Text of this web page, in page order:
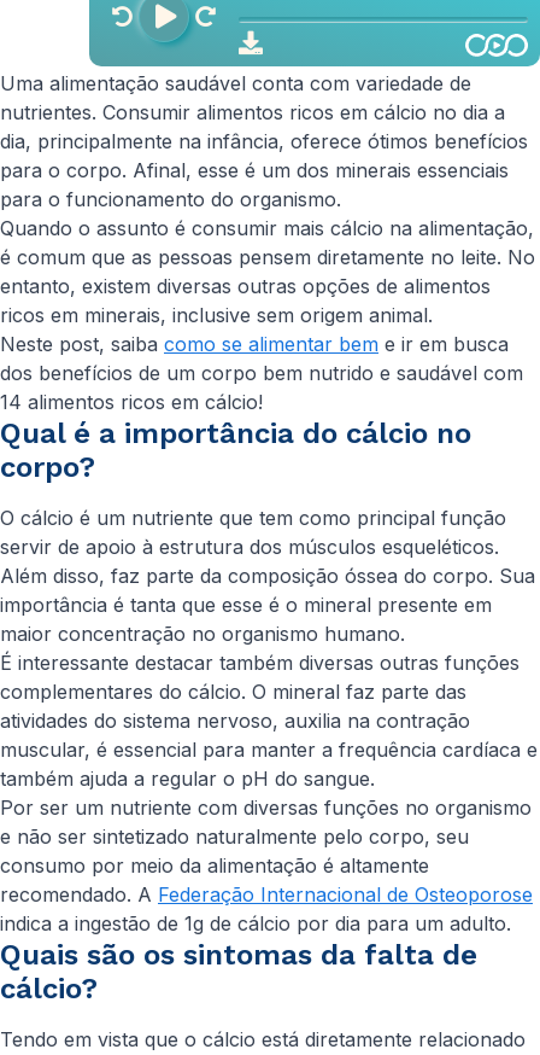
Uma alimentação saudável conta com variedade de
nutrientes. Consumir alimentos ricos em cálcio no dia a
dia, principalmente na infância, oferece ótimos benefícios
para o corpo. Afinal, esse é um dos minerais essenciais
para o funcionamento do organismo.
Quando o assunto é consumir mais cálcio na alimentação,
é comum que as pessoas pensem diretamente no leite. No
entanto, existem diversas outras opções de alimentos
ricos em minerais, inclusive sem origem animal.
Neste post, saiba como se alimentar bem e ir em busca
dos benefícios de um corpo bem nutrido e saudável com
14 alimentos ricos em cálcio!
Qual é a importância do cálcio no
corpo?
O cálcio é um nutriente que tem como principal função
servir de apoio à estrutura dos músculos esqueléticos.
Além disso, faz parte da composição óssea do corpo. Sua
importância é tanta que esse é o mineral presente em
maior concentração no organismo humano.
É interessante destacar também diversas outras funções
complementares do cálcio. O mineral faz parte das
atividades do sistema nervoso, auxilia na contração
muscular, é essencial para manter a frequência cardíaca e
também ajuda a regular o pH do sangue.
Por ser um nutriente com diversas funções no organismo
e não ser sintetizado naturalmente pelo corpo, seu
consumo por meio da alimentação é altamente
recomendado. A Federação Internacional de Osteoporose
indica a ingestão de 1g de cálcio por dia para um adulto.
Quais são os sintomas da falta de
cálcio?
Tendo em vista que o cálcio está diretamente relacionado